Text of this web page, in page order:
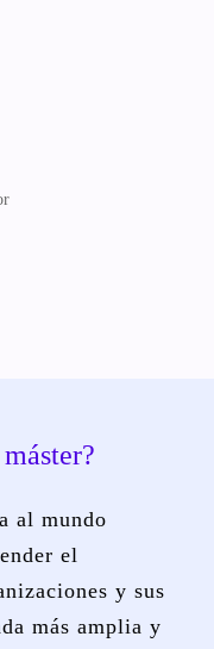
al mundo
el
y sus
más amplia y